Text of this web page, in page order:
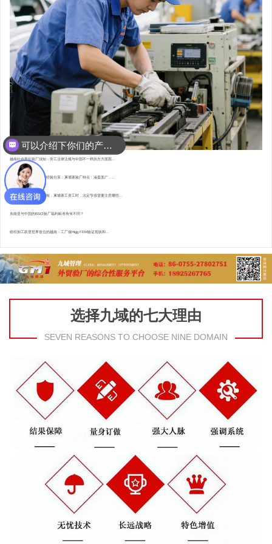
越南社会责任验厂须知：劳工法律法规与中国不一样的方方面面...
东南亚资深验厂顾问的经验分享：柬埔寨验厂特点 : 涵盖面广，...
直赴柬埔寨，为验厂护航，柬埔寨工资工时，法定节假需要注意哪些...
东南亚与中国的BSCI验厂福利标准有何不同？
纺织加工跃居世界首位的越南：工厂做Higg FEM验证现状和...
选择九域的七大理由
SEVEN REASONS TO CHOOSE NINE DOMAIN